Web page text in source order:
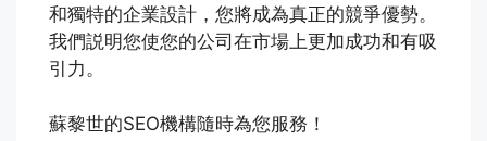
和獨特的企業設計，您將成為真正的競爭優勢。
我們説明您使您的公司在市場上更加成功和有吸
引力。
蘇黎世的SEO機構隨時為您服務！